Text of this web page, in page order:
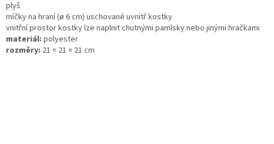
plyš
míčky na hraní (ø 6 cm) uschované uvnitř kostky
vnitřní prostor kostky lze naplnit chutnými pamlsky nebo jinými hračkami
materiál: polyester
rozměry: 21 × 21 × 21 cm